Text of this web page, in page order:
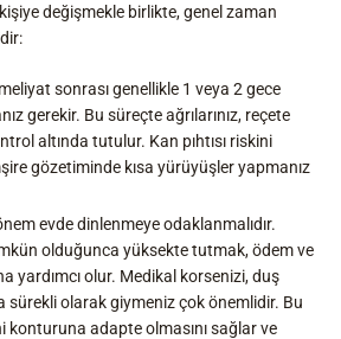
değişmekle birlikte, genel zaman
sonrası genellikle 1 veya 2 gece
gerekir. Bu süreçte ağrılarınız, reçete
altında tutulur. Kan pıhtısı riskini
gözetiminde kısa yürüyüşler yapmanız
evde dinlenmeye odaklanmalıdır.
olduğunca yüksekte tutmak, ödem ve
yardımcı olur. Medikal korsenizi, duş
sürekli olarak giymeniz çok önemlidir. Bu
konturuna adapte olmasını sağlar ve